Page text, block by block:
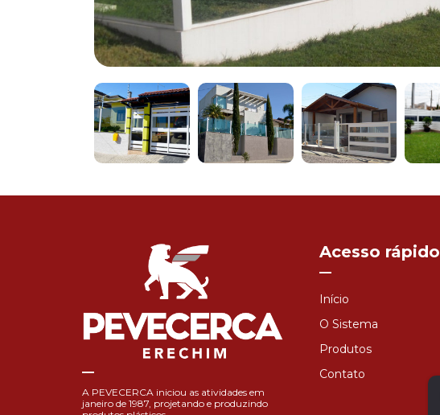
A PEVECERCA iniciou as atividades em
janeiro de 1987, projetando e produzindo
Acesso rápido
Início
O Sistema
Produtos
Contato